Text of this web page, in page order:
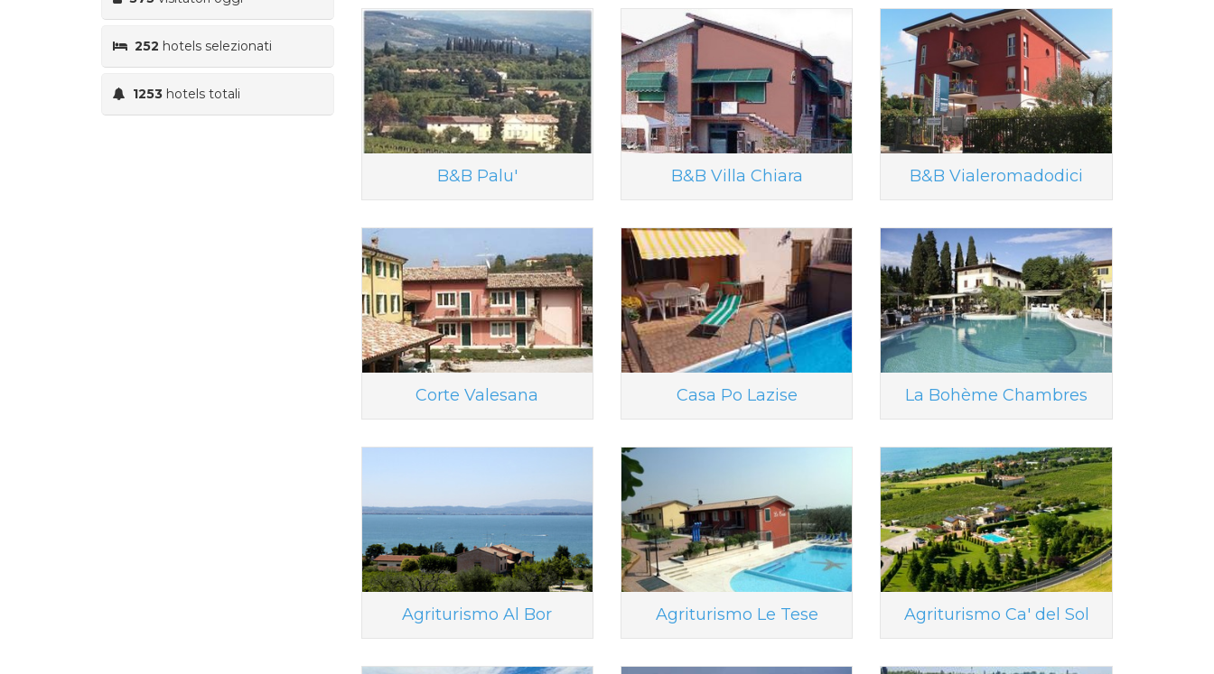
252 hotels selezionati
1253 hotels totali
B&B Palu' B&B Villa Chiara B&B Vialeromadodici
Corte Valesana Casa Po Lazise La Bohème Chambres
Agriturismo Al Bor Agriturismo Le Tese Agriturismo Ca' del Sol